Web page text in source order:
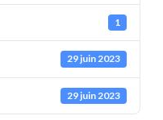
1
29 juin 2023
29 juin 2023